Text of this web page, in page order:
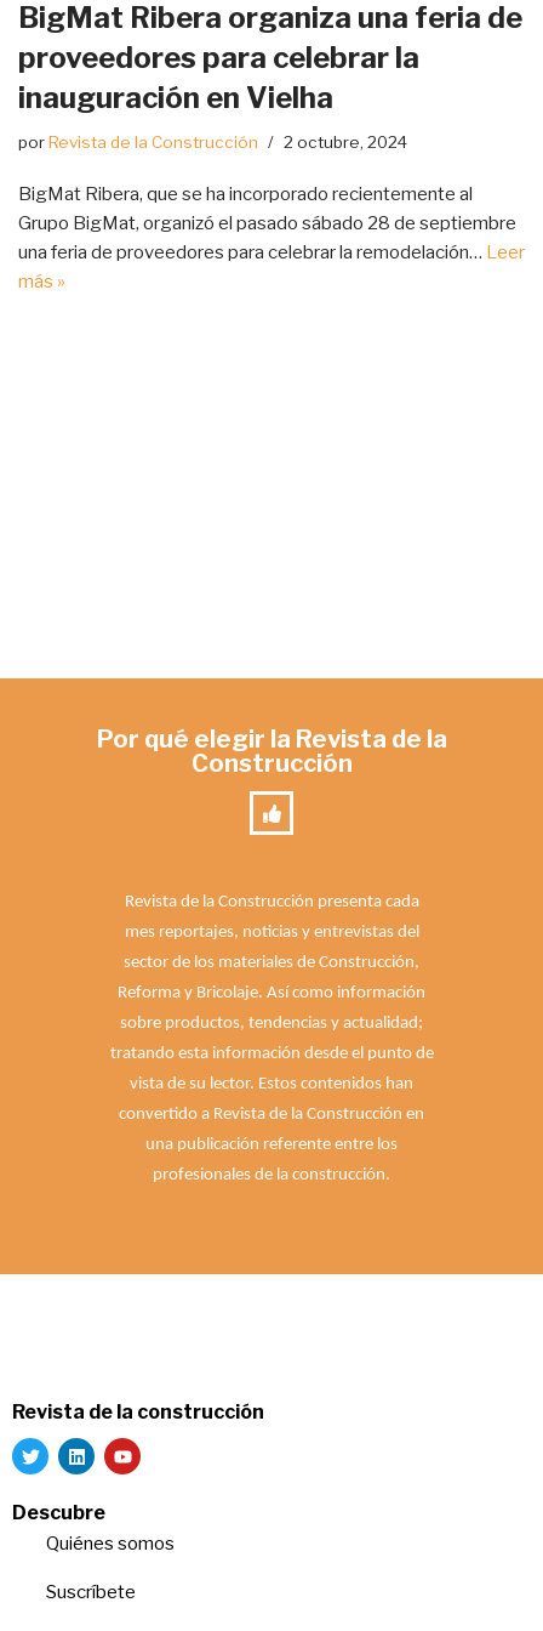
BigMat Ribera organiza una feria de
proveedores para celebrar la
inauguración en Vielha
porRevista de la Construcción 2 octubre, 2024
BigMat Ribera, que se ha incorporado recientemente al
Grupo BigMat, organizó el pasado sábado 28 de septiembre
una feria de proveedores para celebrar la remodelación… Leer
más »
Por qué elegir la Revista de la
Construcción
Revista de la Construcción presenta cada
mes reportajes, noticias y entrevistas del
sector de los materiales de Construcción,
Reforma y Bricolaje. Así como información
sobre productos, tendencias y actualidad;
tratando esta información desde el punto de
vista de su lector. Estos contenidos han
convertido a Revista de la Construcción en
una publicación referente entre los
profesionales de la construcción.
Revista de la construcción
Descubre
Quiénes somos
Suscríbete